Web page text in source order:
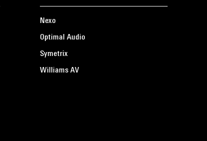
Nexo
Optimal Audio
Symetrix
Williams AV